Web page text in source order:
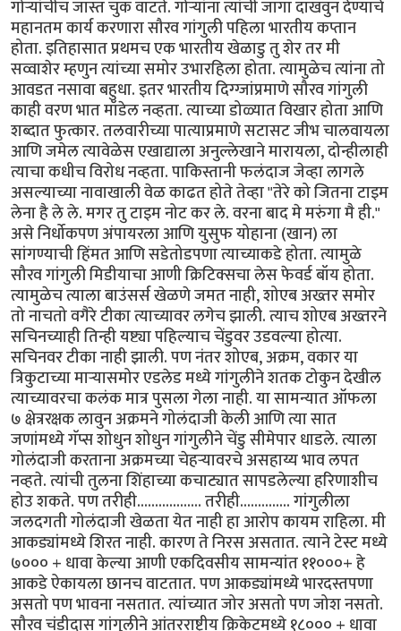
गोर्‍यांचीच जास्त चुक वाटते. गोर्‍यांना त्यांची जागा दाखवुन देण्याचे
महानतम कार्य करणारा सौरव गांगुली पहिला भारतीय कप्तान
होता. इतिहासात प्रथमच एक भारतीय खेळाडु तु शेर तर मी
सव्वाशेर म्हणुन त्यांच्या समोर उभारहिला होता. त्यामुळेच त्यांना तो
आवडत नसावा बहुधा. इतर भारतीय दिग्ग्जांप्रमाणे सौरव गांगुली
काही वरण भात मॉडेल नव्हता. त्याच्या डोळ्यात विखार होता आणि
शब्दात फुत्कार. तलवारीच्या पात्याप्रमाणे सटासट जीभ चालवायला
आणि जमेल त्यावेळेस एखाद्याला अनुल्लेखाने मारायला, दोन्हीलाही
त्याचा कधीच विरोध नव्हता. पाकिस्तानी फलंदाज जेव्हा लागले
असल्याच्या नावाखाली वेळ काढत होते तेव्हा "तेरे को जितना टाइम
लेना है ले ले. मगर तु टाइम नोट कर ले. वरना बाद मे मरुंगा मै ही."
असे निर्धोकपण अंपायरला आणि युसुफ योहाना (खान) ला
सांगण्याची हिंमत आणि सडेतोडपणा त्याच्याकडे होता. त्यामुळे
सौरव गांगुली मिडीयाचा आणी क्रिटिक्सचा लेस फेवर्ड बॉय होता.
त्यामुळेच त्याला बाउंसर्स खेळणे जमत नाही, शोएब अख्तर समोर
तो नाचतो वगैरे टीका त्याच्यावर लगेच झाली. त्याच शोएब अख्तरने
सचिनच्याही तिन्ही यष्ट्या पहिल्याच चेंडुवर उडवल्या होत्या.
सचिनवर टीका नाही झाली. पण नंतर शोएब, अक्रम, वकार या
त्रिकुटाच्या मार्‍यासमोर एडलेड मध्ये गांगुलीने शतक टोकुन देखील
त्याच्यावरचा कलंक मात्र पुसला गेला नाही. या सामन्यात ऑफला
७ क्षेत्ररक्षक लावुन अक्रमने गोलंदाजी केली आणि त्या सात
जणांमध्ये गॅप्स शोधुन शोधुन गांगुलीने चेंडु सीमेपार धाडले. त्याला
गोलंदाजी करताना अक्रमच्या चेहर्‍यावरचे असहाय्य भाव लपत
नव्हते. त्यांची तुलना शिंहाच्या कचाट्यात सापडलेल्या हरिणाशीच
होउ शकते. पण तरीही.................. तरीही.............. गांगुलीला
जलदगती गोलंदाजी खेळता येत नाही हा आरोप कायम राहिला. मी
आकड्यांमध्ये शिरत नाही. कारण ते निरस असतात. त्याने टेस्ट मध्ये
७००० + धावा केल्या आणी एकदिवसीय सामन्यांत ११०००+ हे
आकडे ऐकायला छानच वाटतात. पण आकड्यांमध्ये भारदस्तपणा
असतो पण भावना नसतात. त्यांच्यात जोर असतो पण जोश नसतो.
सौरव चंडीदास गांगुलीने आंतरराष्ट्रीय क्रिकेटमध्ये १८००० + धावा